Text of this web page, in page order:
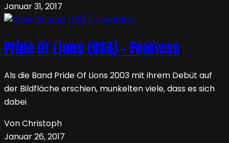
Januar 31, 2017
Pride Of Lions (USA) – Fearless
Als die Band Pride Of Lions 2003 mit ihrem Debüt auf
der Bildfläche erschien, munkelten viele, dass es sich
dabei
Von Christoph
Januar 26, 2017